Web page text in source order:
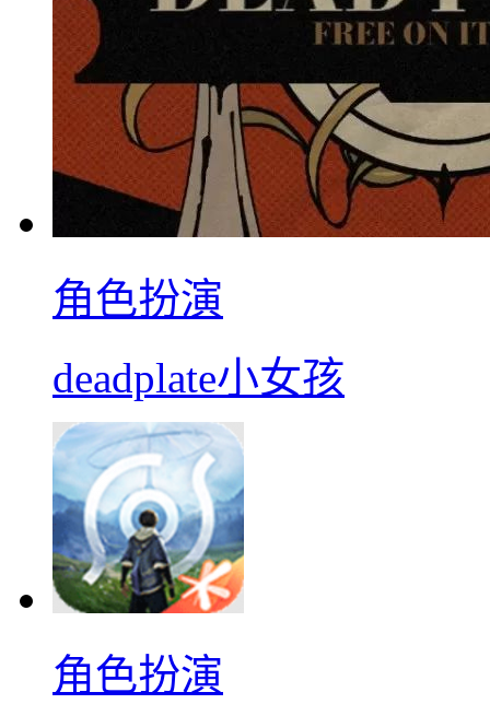
角色扮演
deadplate小女孩
角色扮演